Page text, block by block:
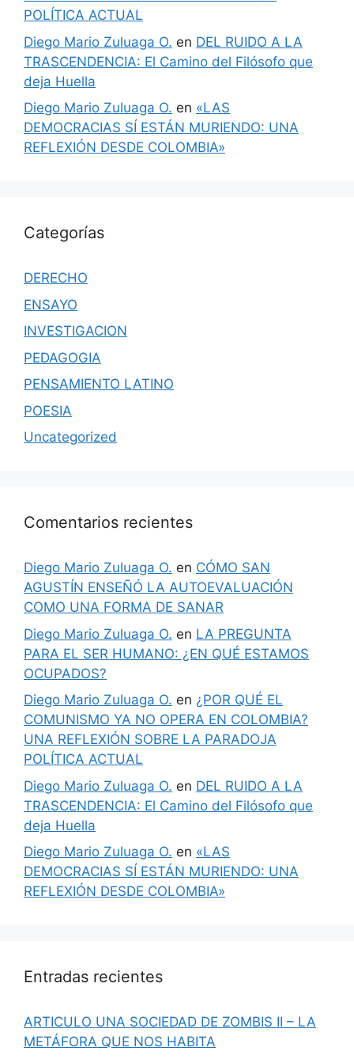
POLÍTICA ACTUAL
Diego Mario Zuluaga O. en DEL RUIDO A LA
TRASCENDENCIA: El Camino del Filósofo que
deja Huella
Diego Mario Zuluaga O. en «LAS
DEMOCRACIAS SÍ ESTÁN MURIENDO: UNA
REFLEXIÓN DESDE COLOMBIA»
Categorías
DERECHO
ENSAYO
INVESTIGACION
PEDAGOGIA
PENSAMIENTO LATINO
POESIA
Uncategorized
Comentarios recientes
Diego Mario Zuluaga O. en CÓMO SAN
AGUSTÍN ENSEÑÓ LA AUTOEVALUACIÓN
COMO UNA FORMA DE SANAR
Diego Mario Zuluaga O. en LA PREGUNTA
PARA EL SER HUMANO: ¿EN QUÉ ESTAMOS
OCUPADOS?
Diego Mario Zuluaga O. en ¿POR QUÉ EL
COMUNISMO YA NO OPERA EN COLOMBIA?
UNA REFLEXIÓN SOBRE LA PARADOJA
POLÍTICA ACTUAL
Diego Mario Zuluaga O. en DEL RUIDO A LA
TRASCENDENCIA: El Camino del Filósofo que
deja Huella
Diego Mario Zuluaga O. en «LAS
DEMOCRACIAS SÍ ESTÁN MURIENDO: UNA
REFLEXIÓN DESDE COLOMBIA»
Entradas recientes
ARTICULO UNA SOCIEDAD DE ZOMBIS II – LA
METÁFORA QUE NOS HABITA